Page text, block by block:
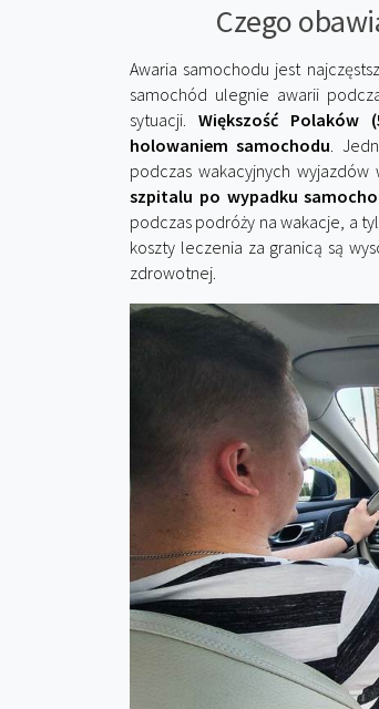
Czego
Awaria samochodu jest
samochód ulegnie awarii
sytuacji. Większość
holowaniem samochodu.
podczas wakacyjnych
szpitalu po wypadku
podczas podróży na wakacje, a
koszty leczenia za granicą są
zdrowotnej.